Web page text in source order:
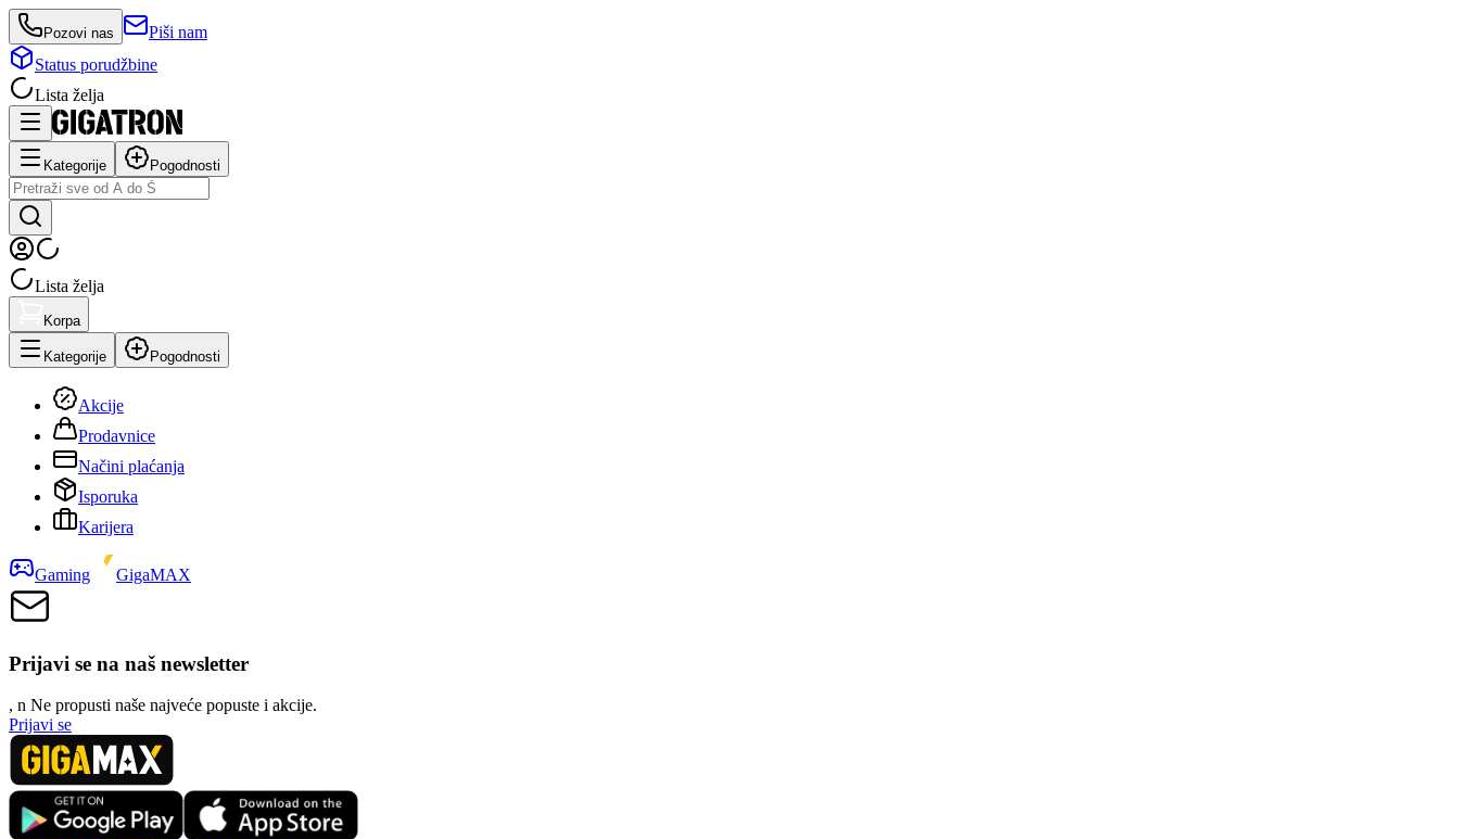
Pozovi nas
Piši nam
Status porudžbine
Lista želja
Kategorije Pogodnosti
Lista želja
Korpa
Kategorije Pogodnosti
Akcije
Prodavnice
Načini plaćanja
Isporuka
Karijera
Gaming GigaMAX
Prijavi se na naš newsletter
, n Ne propusti naše najveće popuste i akcije.
Prijavi se